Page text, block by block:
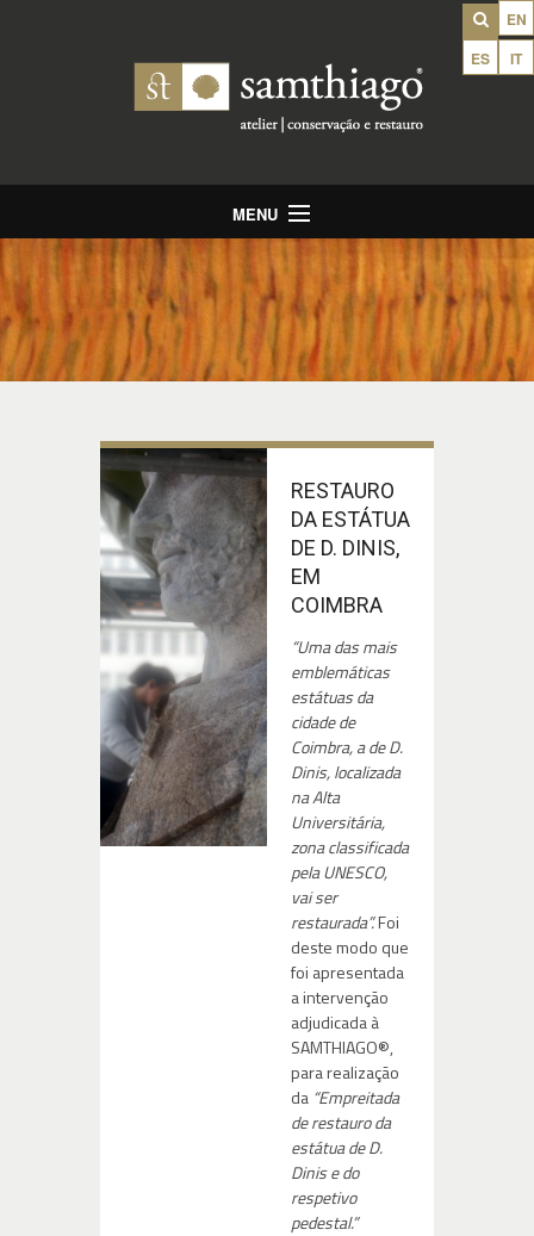
MENU
Apresentação
Serviços
EN
ES
IT
RESTAURO
DA ESTÁTUA
DE D. DINIS,
EM
COIMBRA
“Uma das mais
emblemáticas
estátuas da
cidade de
Coimbra, a de D.
Dinis, localizada
na Alta
Universitária,
zona classificada
pela UNESCO,
vai ser
restaurada”.Foi
deste modo que
foi apresentada
a intervenção
adjudicada à
SAMTHIAGO®,
para realização
da “Empreitada
de restauro da
estátua de D.
Dinis e do
respetivo
pedestal.”